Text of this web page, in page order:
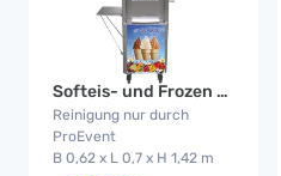
Softeis- und Frozen Jogurt Maschine
Reinigung nur durch
ProEvent
B 0,62 x L 0,7 x H 1,42 m